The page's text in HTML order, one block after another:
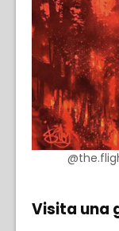
Visita una